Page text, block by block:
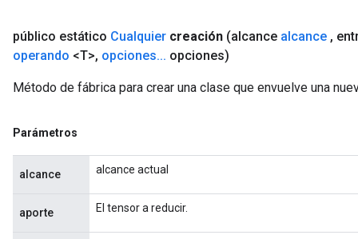
público estático Cualquier creación (alcance alcance ,
operando <T>, opciones... opciones)
Método de fábrica para crear una clase que envuelve una
Parámetros
alcance alcance actual
aporte El tensor a reducir.